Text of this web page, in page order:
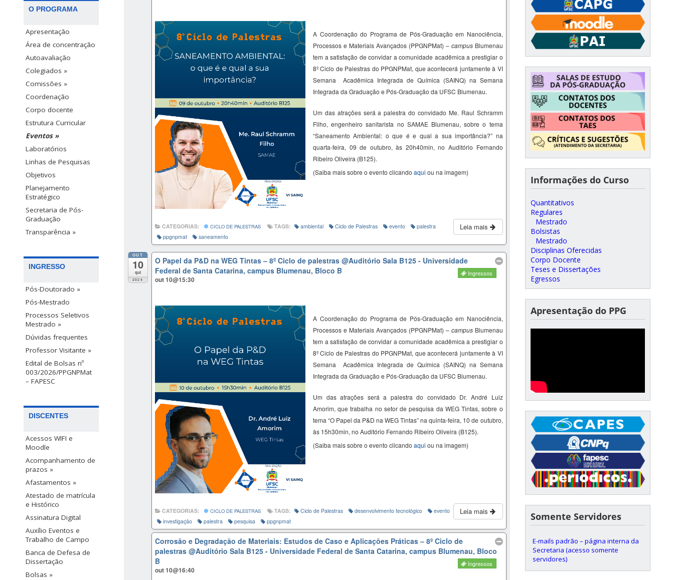
O PROGRAMA
Apresentação
Área de concentração
Autoavaliação
Colegiados »
Comissões »
Coordenação
Corpo docente
Estrutura Curricular
Eventos »
Laboratórios
Linhas de Pesquisas
Objetivos
Planejamento
Estratégico
Secretaria de Pós-
Graduação
Transparência »
INGRESSO
Pós-Doutorado »
Pós-Mestrado
Processos Seletivos
Mestrado »
Dúvidas frequentes
Professor Visitante »
Edital de Bolsas nº
003/2026/PPGNPMat
– FAPESC
DISCENTES
Acessos WIFI e
Moodle
Acompanhamento de
prazos »
Afastamentos »
Atestado de matrícula
e Histórico
Assinatura Digital
Auxílio Eventos e
Trabalho de Campo
Banca de Defesa de
Dissertação
Bolsas »
A Coordenação do Programa de Pós-Graduação em Nanociência,
Processos e Materiais Avançados (PPGNPMat) – campusBlumenau
tem a satisfação de convidar a comunidade acadêmica a prestigiar o
8º Ciclo de Palestras do PPGNPMat, que acontecerá juntamente à VI
Semana Acadêmica Integrada de Química (SAINQ) na Semana
Integrada da Graduação e Pós-Graduação da UFSC Blumenau.
Um das atrações será a palestra do convidado Me. Raul Schramm
Filho, engenheiro sanitarista no SAMAE Blumenau, sobre o tema
“Saneamento Ambiental: o que é e qual a sua importância?” na
quarta-feira, 09 de outubro, às 20h40min, no Auditório Fernando
Ribeiro Oliveira (B125).
(Saiba mais sobre o evento clicando aqui ou na imagem)
Leia mais
CATEGORIAS: CICLO DE PALESTRAS TAGS: ambiental Ciclo de Palestras evento
palestra
ppgnpmat
saneamento
OUT
10
qui
2024
O Papel da P&D na WEG Tintas – 8º Ciclo de palestras @Auditório Sala B125 - Universidade
Federal de Santa Catarina, campus Blumenau, Bloco B
Ingressos
out 10@15:30
A Coordenação do Programa de Pós-Graduação em Nanociência,
Processos e Materiais Avançados (PPGNPMat) – campusBlumenau
tem a satisfação de convidar a comunidade acadêmica a prestigiar o
8º Ciclo de Palestras do PPGNPMat, que acontecerá juntamente à VI
Semana Acadêmica Integrada de Química (SAINQ) na Semana
Integrada da Graduação e Pós-Graduação da UFSC Blumenau.
Um das atrações será a palestra do convidado Dr. André Luiz
Amorim, que trabalha no setor de pesquisa da WEG Tintas, sobre o
tema “O Papel da P&D na WEGTintas” na quinta-feira, 10 de outubro,
às 15h30min, no Auditório Fernando Ribeiro Oliveira (B125).
(Saiba mais sobre o evento clicando aqui ou na imagem)
Leia mais
CATEGORIAS: CICLO DE PALESTRAS TAGS: Ciclo de Palestras desenvolvimento tecnológico
evento
investigação
palestra pesquisa ppgnpmat
Corrosão e Degradação de Materiais: Estudos de Caso e Aplicações Práticas – 8º Ciclo de
palestras @Auditório Sala B125 - Universidade Federal de Santa Catarina, campus Blumenau, Bloco
B
Ingressos
out 10@16:40
Informações do Curso
Quantitativos
Regulares
Mestrado
Bolsistas
Mestrado
Disciplinas Oferecidas
Corpo Docente
Teses e Dissertações
Egressos
Apresentação do PPG
Somente Servidores
E-mails padrão – página interna da
Secretaria (acesso somente
servidores)